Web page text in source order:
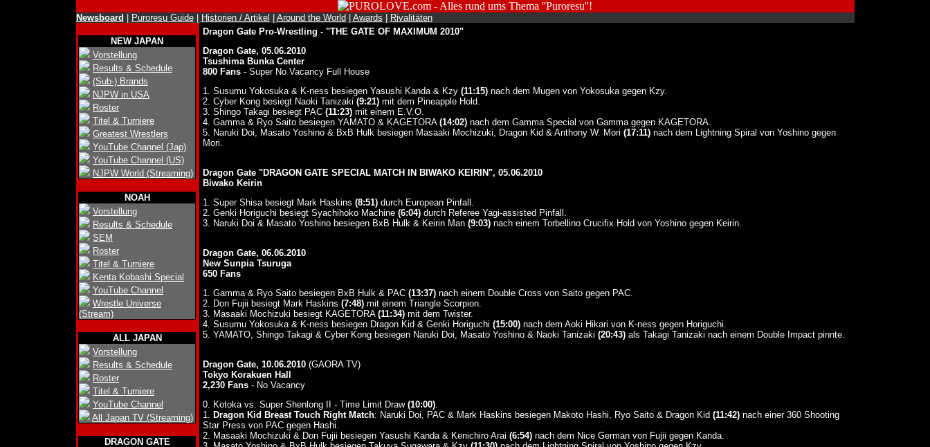
Newsboard Puroresu Guide| Historien / Artikel Around the World Awards Rivalitäten
NEW JAPAN
Vorstellung
Results & Schedule
(Sub-) Brands
NJPW in USA
Roster
Titel & Turniere
Greatest Wrestlers
YouTube Channel (Jap)
YouTube Channel (US)
NJPW World (Streaming)
NOAH
Vorstellung
Results & Schedule
SEM
Roster
Titel & Turniere
Kenta Kobashi Special
YouTube Channel
Wrestle Universe
(Stream)
ALL JAPAN
Vorstellung
Results & Schedule
Roster
Titel & Turniere
YouTube Channel
All Japan TV (Streaming)
DRAGON GATE
Dragon Gate Pro-Wrestling - "THE GATE OF MAXIMUM 2010"
Dragon Gate, 05.06.2010
Tsushima Bunka Center
800 Fans- Super No Vacancy Full House
1. Susumu Yokosuka & K-ness besiegen Yasushi Kanda & Kzy (11:15)nach dem Mugen von Yokosuka gegen Kzy.
2. Cyber Kong besiegt Naoki Tanizaki (9:21)mit dem Pineapple Hold.
3. Shingo Takagi besiegt PAC (11:23)mit einem E.V.O.
4. Gamma & Ryo Saito besiegen YAMATO & KAGETORA (14:02)nach dem Gamma Special von Gamma gegen KAGETORA.
5. Naruki Doi, Masato Yoshino & BxB Hulk besiegen Masaaki Mochizuki, Dragon Kid & Anthony W. Mori (17:11)nach dem Lightning Spiral von Yoshino gegen
Mori.
Dragon Gate "DRAGON GATE SPECIAL MATCH IN BIWAKO KEIRIN", 05.06.2010
Biwako Keirin
1. Super Shisa besiegt Mark Haskins (8:51)durch European Pinfall.
2. Genki Horiguchi besiegt Syachihoko Machine (6:04)durch Referee Yagi-assisted Pinfall.
3. Naruki Doi & Masato Yoshino besiegen BxB Hulk & Keirin Man (9:03)nach einem Torbellino Crucifix Hold von Yoshino gegen Keirin.
Dragon Gate, 06.06.2010
New Sunpia Tsuruga
650 Fans
1. Gamma & Ryo Saito besiegen BxB Hulk & PAC (13:37)nach einem Double Cross von Saito gegen PAC.
2. Don Fujii besiegt Mark Haskins (7:48)mit einem Triangle Scorpion.
3. Masaaki Mochizuki besiegt KAGETORA (11:34)mit dem Twister.
4. Susumu Yokosuka & K-ness besiegen Dragon Kid & Genki Horiguchi (15:00)nach dem Aoki Hikari von K-ness gegen Horiguchi.
5. YAMATO, Shingo Takagi & Cyber Kong besiegen Naruki Doi, Masato Yoshino & Naoki Tanizaki (20:43)als Takagi Tanizaki nach einem Double Impact pinnte.
Dragon Gate, 10.06.2010(GAORA TV)
Tokyo Korakuen Hall
2,230 Fans- No Vacancy
0. Kotoka vs. Super Shenlong II - Time Limit Draw (10:00).
1. Dragon Kid Breast Touch Right Match: Naruki Doi, PAC & Mark Haskins besiegen Makoto Hashi, Ryo Saito & Dragon Kid (11:42)nach einer 360 Shooting
Star Press von PAC gegen Hashi.
2. Masaaki Mochizuki & Don Fujii besiegen Yasushi Kanda & Kenichiro Arai (6:54)nach dem Nice German von Fujii gegen Kanda.